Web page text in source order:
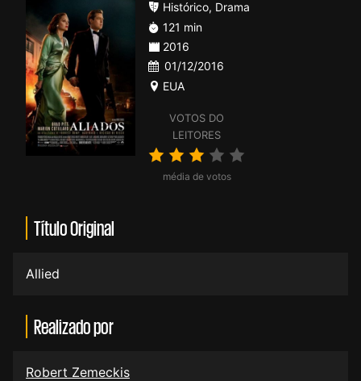
VOTOS DO
LEITORES
média de votos
Histórico, Drama
121 min
2016
01/12/2016
EUA
Título Original
Allied
Realizado por
Robert Zemeckis